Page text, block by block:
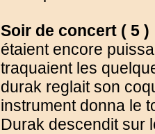
Soir de concert ( 5
étaient encore
traquaient les
durak reglait son
instrument donna le
Durak descendit sur